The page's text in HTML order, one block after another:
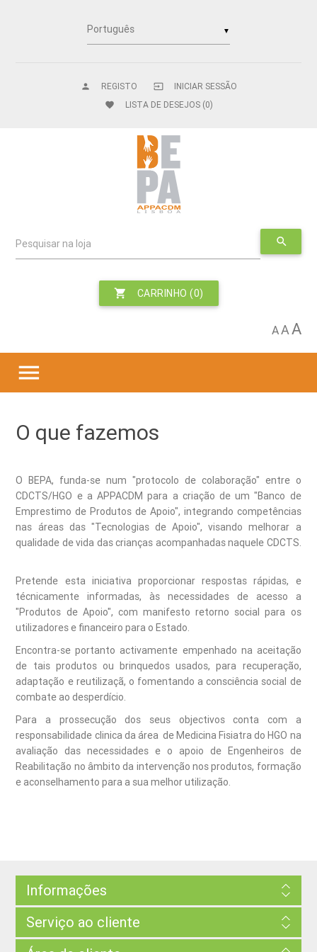
▼
REGISTO
person INICIAR SESSÃO
input
favorite
LISTA DE DESEJOS (0)
Pesquisar na loja search
CARRINHO (0)
shopping_cart
AAA
menu
O que fazemos
O BEPA, funda-se num "protocolo de colaboração" entre o
CDCTS/HGO e a APPACDM para a criação de um "Banco de
Emprestimo de Produtos de Apoio", integrando competências
nas áreas das "Tecnologias de Apoio", visando melhorar a
qualidade de vida das crianças acompanhadas naquele CDCTS.
Pretende esta iniciativa proporcionar respostas rápidas, e
técnicamente informadas, às necessidades de acesso a
"Produtos de Apoio", com manifesto retorno social para os
utilizadores e financeiro para o Estado.
Encontra-se portanto activamente empenhado na aceitação
de tais produtos ou brinquedos usados, para recuperação,
adaptação e reutilizaçã, o fomentando a consciência social de
combate ao desperdício.
Para a prossecução dos seus objectivos conta com a
responsabilidade clinica da área de Medicina Fisiatra do HGO na
avaliação das necessidades e o apoio de Engenheiros de
Reabilitação no âmbito da intervenção nos produtos, formação
e aconselhamento para a sua melhor utilização.
Informações
Serviço ao cliente